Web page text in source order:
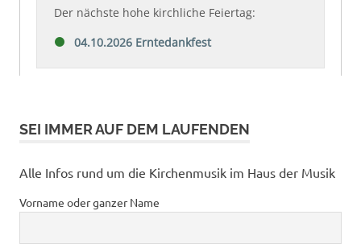
SEI IMMER AUF DEM LAUFENDEN
Alle Infos rund um die Kirchenmusik im Haus der Musik
Vorname oder ganzer Name